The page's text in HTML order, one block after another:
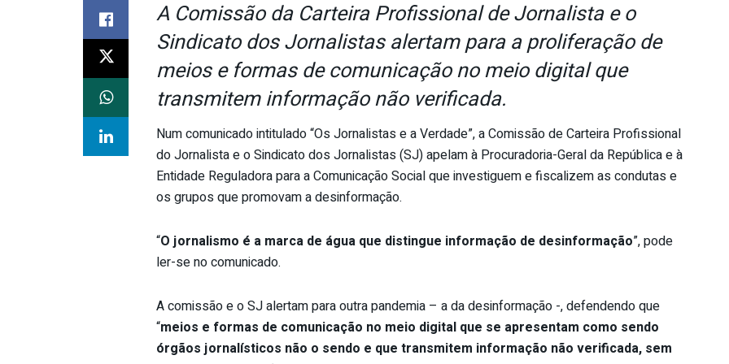
A Comissão da Carteira Profissional de Jornalista e o
Sindicato dos Jornalistas alertam para a proliferação de
meios e formas de comunicação no meio digital que
transmitem informação não verificada.
Num comunicado intitulado “Os Jornalistas e a Verdade”, a Comissão de Carteira Profissional
do Jornalista e o Sindicato dos Jornalistas (SJ) apelam à Procuradoria-Geral da República e à
Entidade Reguladora para a Comunicação Social que investiguem e fiscalizem as condutas e
os grupos que promovam a desinformação.
“O jornalismo é a marca de água que distingue informação de desinformação”, pode
ler-se no comunicado.
A comissão e o SJ alertam para outra pandemia – a da desinformação -, defendendo que
“meios e formas de comunicação no meio digital que se apresentam como sendo
órgãos jornalísticos não o sendo e que transmitem informação não verificada, sem